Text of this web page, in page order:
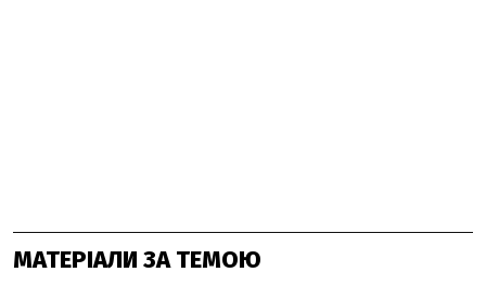
МАТЕРІАЛИ ЗА ТЕМОЮ